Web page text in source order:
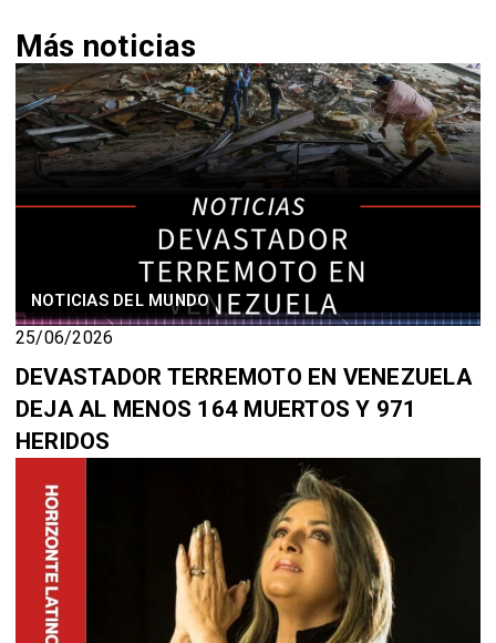
Más noticias
NOTICIAS DEL MUNDO
25/06/2026
DEVASTADOR TERREMOTO EN VENEZUELA
DEJA AL MENOS 164 MUERTOS Y 971
HERIDOS